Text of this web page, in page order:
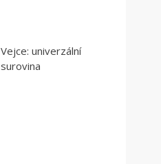
Vejce: univerzální
surovina